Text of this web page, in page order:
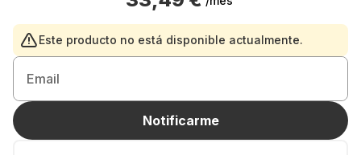
Este producto no está disponible actualmente.
Email
Notificarme